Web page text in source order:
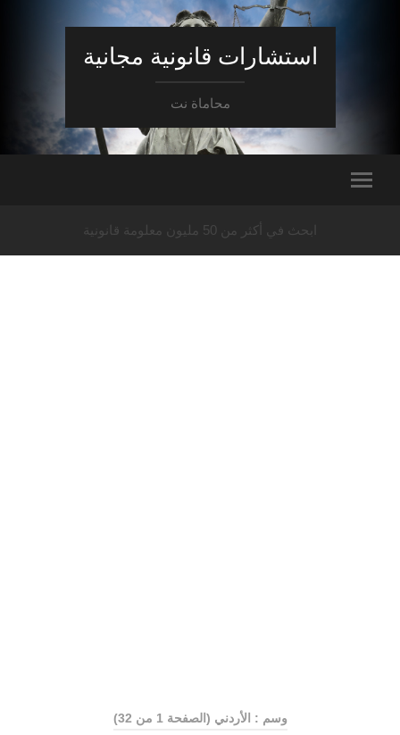
استشارات قانونية مجانية
محاماة نت
ابحث في أكثر من 50 مليون معلومة قانونية
وسم : الأردني (الصفحة 1 من 32)